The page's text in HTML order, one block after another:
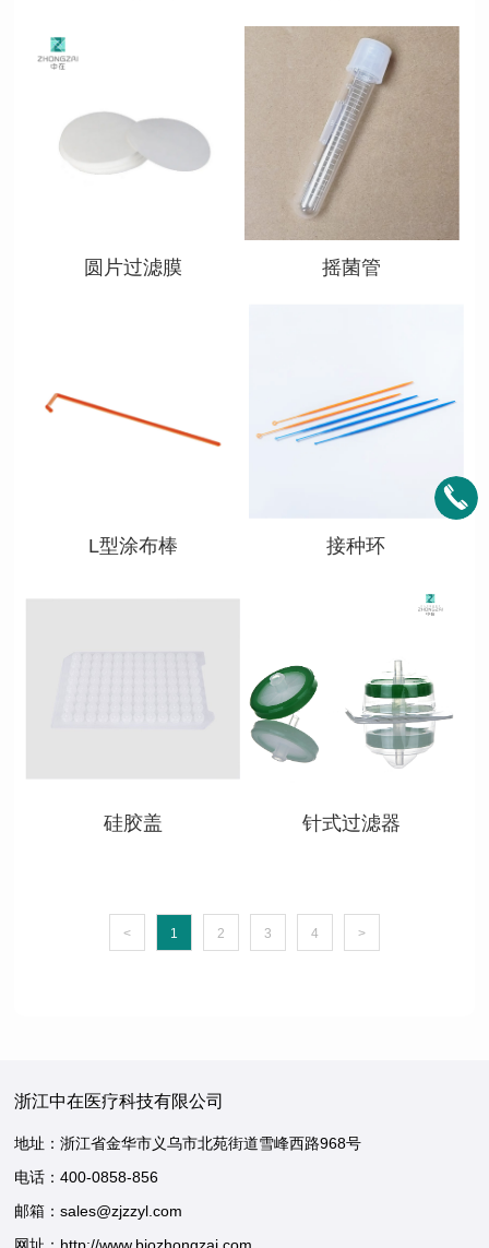
查看详情
圆片过滤膜
查看详情
摇菌管
L型涂布棒
查看详情
接种环
硅胶盖
查看详情
针式过滤器
< 1 2 3 4 >
浙江中在医疗科技有限公司
地址：浙江省金华市义乌市北苑街道雪峰西路968号
电话：400-0858-856
邮箱：sales@zjzzyl.com